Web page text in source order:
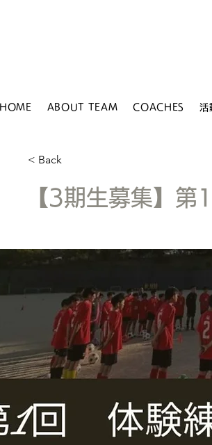
HOME ABOUT TEAM COACHES 活
< Back
【3期生募集】第